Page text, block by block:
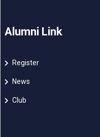
Alumni Link
Register
News
Club